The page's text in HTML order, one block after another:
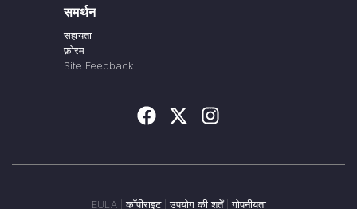
समर्थन
सहायता
फ़ोरम
Site Feedback
EULA |कॉपीराइट|उपयोग की शर्तें|गोपनीयता